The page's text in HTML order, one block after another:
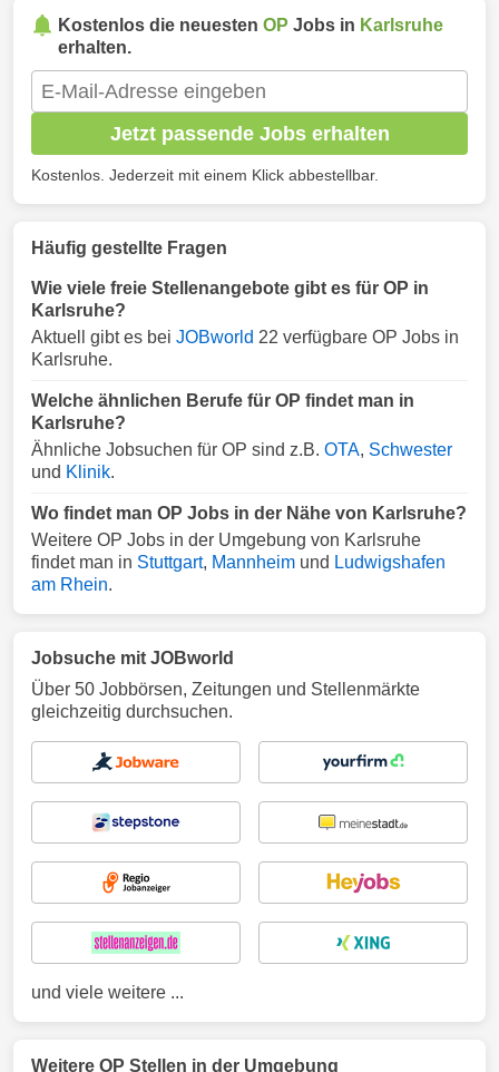
Kostenlos die neuesten OP Jobs in Karlsruhe
erhalten.
Jetzt passende Jobs erhalten
Kostenlos. Jederzeit mit einem Klick abbestellbar.
Häufig gestellte Fragen
Wie viele freie Stellenangebote gibt es für OP in
Karlsruhe?
Aktuell gibt es bei JOBworld 22 verfügbare OP Jobs in
Karlsruhe.
Welche ähnlichen Berufe für OP findet man in
Karlsruhe?
Ähnliche Jobsuchen für OP sind z.B. OTA, Schwester
und Klinik.
Wo findet man OP Jobs in der Nähe von Karlsruhe?
Weitere OP Jobs in der Umgebung von Karlsruhe
findet man in Stuttgart, Mannheim und Ludwigshafen
am Rhein.
Jobsuche mit JOBworld
Über 50 Jobbörsen, Zeitungen und Stellenmärkte
gleichzeitig durchsuchen.
und viele weitere ...
Weitere OP Stellen in der Umgebung